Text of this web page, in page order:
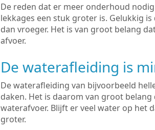
De reden dat er meer onderhoud
lekkages een stuk groter is. Gelukkig
dan vroeger. Het is van groot belang
afvoer.
De waterafleiding is
De waterafleiding van bijvoorbeeld
daken. Het is daarom van groot
waterafvoer. Blijft er veel water op het
groter.